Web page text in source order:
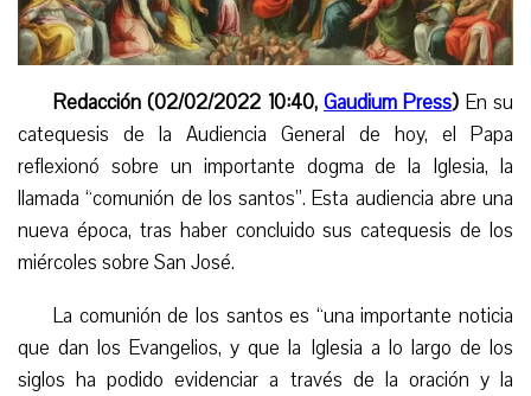
Redacción (02/02/2022 10:40, Gaudium Press) En su
catequesis de la Audiencia General de hoy, el Papa
reflexionó sobre un importante dogma de la Iglesia, la
llamada “comunión de los santos”. Esta audiencia abre una
nueva época, tras haber concluido sus catequesis de los
miércoles sobre San José.
La comunión de los santos es “una importante noticia
que dan los Evangelios, y que la Iglesia a lo largo de los
siglos ha podido evidenciar a través de la oración y la